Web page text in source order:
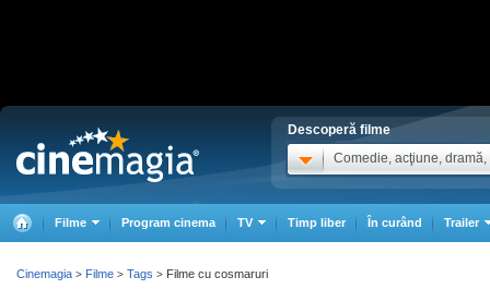
Descoperă filme
Comedie, acţiune, dramă,
Filme Program cinema TV Timp liber În curând Trailer
Cinemagia > Filme > Tags > Filme cu cosmaruri